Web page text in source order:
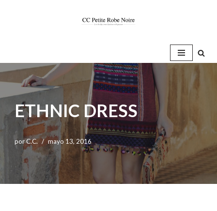
ETHNIC DRESS
porC.C. mayo 13, 2016